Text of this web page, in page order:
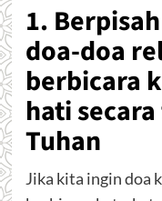
1.
doa-doa
berbicara
hati
Tuhan
Jika kita ingin doa